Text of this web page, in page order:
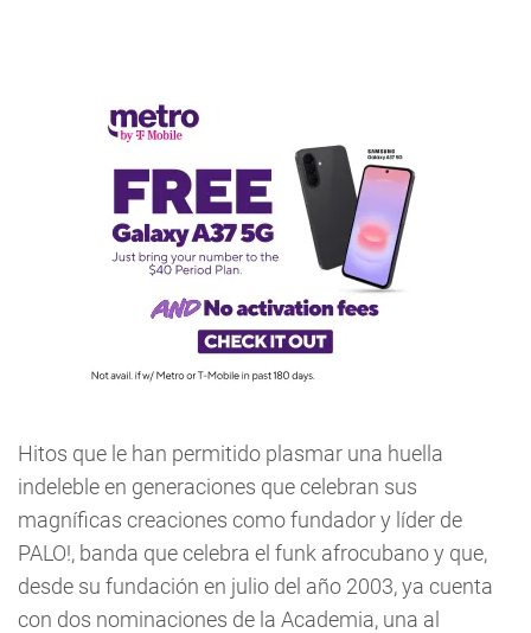
Hitos que le han permitido plasmar una huella
indeleble en generaciones que celebran sus
magníficas creaciones como fundador y líder de
PALO!, banda que celebra el funk afrocubano y que,
desde su fundación en julio del año 2003, ya cuenta
con dos nominaciones de la Academia, una al